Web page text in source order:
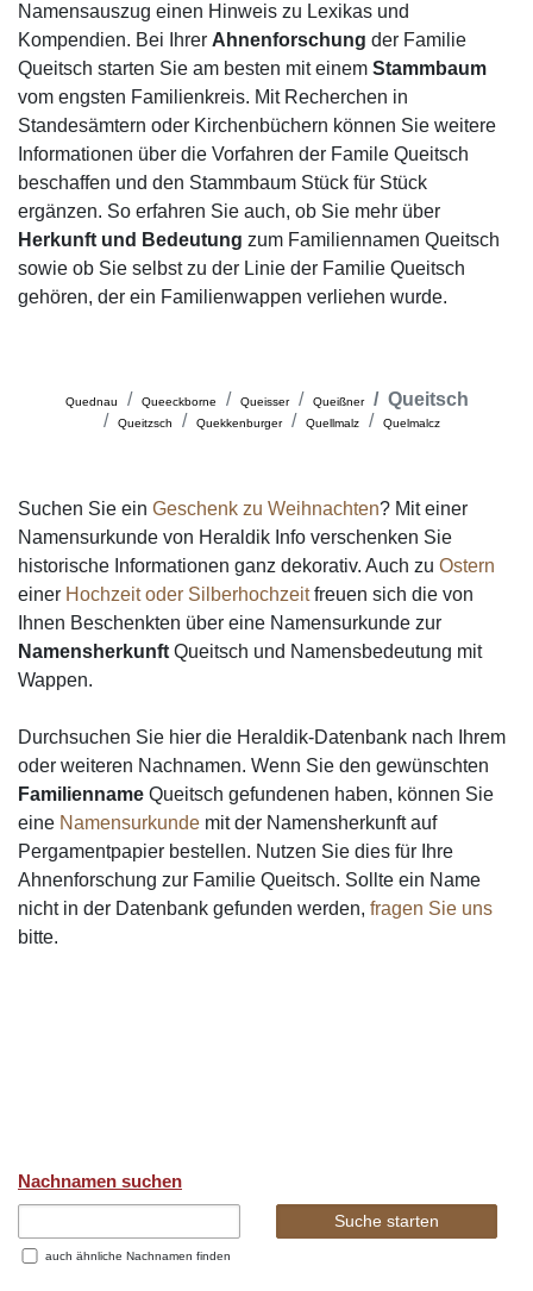
Namensauszug einen Hinweis zu Lexikas und
Kompendien. Bei Ihrer Ahnenforschung der Familie
Queitsch starten Sie am besten mit einem Stammbaum
vom engsten Familienkreis. Mit Recherchen in
Standesämtern oder Kirchenbüchern können Sie weitere
Informationen über die Vorfahren der Famile Queitsch
beschaffen und den Stammbaum Stück für Stück
ergänzen. So erfahren Sie auch, ob Sie mehr über
Herkunft und Bedeutung zum Familiennamen Queitsch
sowie ob Sie selbst zu der Linie der Familie Queitsch
gehören, der ein Familienwappen verliehen wurde.
Quednau Queeckborne Queisser Queißner Queitsch
Queitzsch Quekkenburger Quellmalz Quelmalcz
Suchen Sie ein Geschenk zu Weihnachten? Mit einer
Namensurkunde von Heraldik Info verschenken Sie
historische Informationen ganz dekorativ. Auch zu Ostern
einer Hochzeit oder Silberhochzeitfreuen sich die von
Ihnen Beschenkten über eine Namensurkunde zur
Namensherkunft Queitsch und Namensbedeutung mit
Wappen.
Durchsuchen Sie hier die Heraldik-Datenbank nach Ihrem
oder weiteren Nachnamen. Wenn Sie den gewünschten
Familienname Queitsch gefundenen haben, können Sie
eine Namensurkunde mit der Namensherkunft auf
Pergamentpapier bestellen. Nutzen Sie dies für Ihre
Ahnenforschung zur Familie Queitsch. Sollte ein Name
nicht in der Datenbank gefunden werden, fragen Sie uns
bitte.
Nachnamen suchen
auch ähnliche Nachnamen finden